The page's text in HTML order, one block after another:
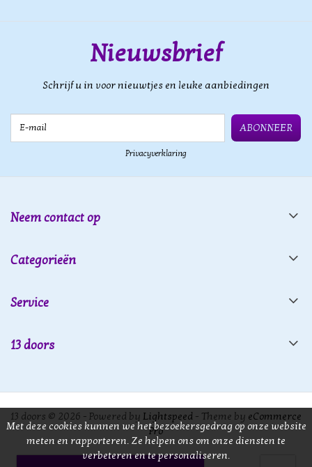
Nieuwsbrief
Schrijf u in voor nieuwtjes en leuke aanbiedingen
ABONNEER
Privacyverklaring
Neem contact op
Categorieën
Service
13 doors
13 doors © 2026 - Powered by Lightspeed - Theme by eCommerce
Pro
Met deze cookies kunnen we het bezoekersgedrag op onze website
meten en rapporteren. Ze helpen ons om onze diensten te
verbeteren en te personaliseren.